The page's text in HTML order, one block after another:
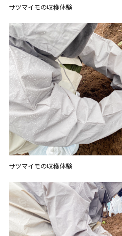
サツマイモの収穫体験
サツマイモの収穫体験